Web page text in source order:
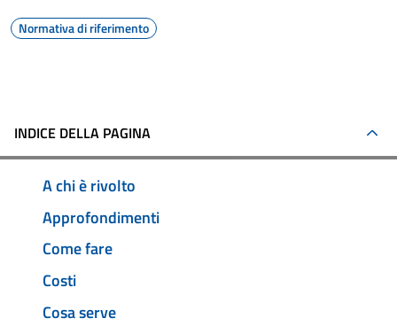
Normativa di riferimento
INDICE DELLA PAGINA
A chi è rivolto
Approfondimenti
Come fare
Costi
Cosa serve